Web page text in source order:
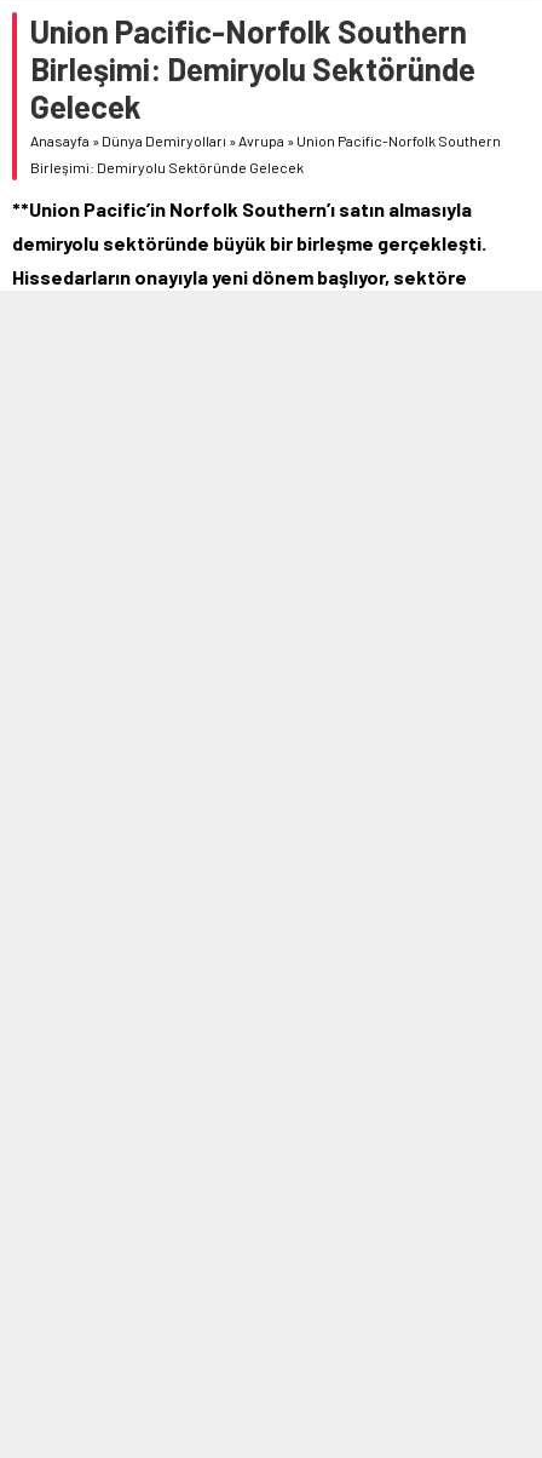
Union Pacific-Norfolk Southern
Birleşimi: Demiryolu Sektöründe
Gelecek
Anasayfa » Dünya Demiryolları »Avrupa » Union Pacific-Norfolk Southern
Birleşimi: Demiryolu Sektöründe Gelecek
**Union Pacific’in Norfolk Southern’ı satın almasıyla
demiryolu sektöründe büyük bir birleşme gerçekleşti.
Hissedarların onayıyla yeni dönem başlıyor, sektöre